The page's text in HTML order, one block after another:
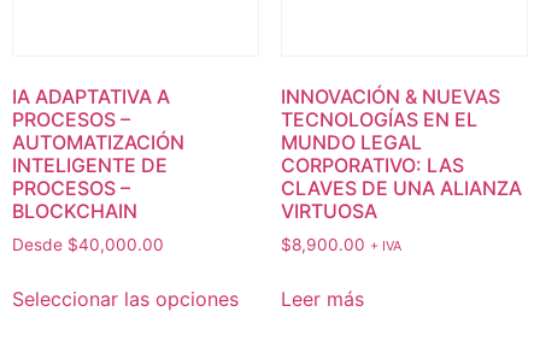
IA ADAPTATIVA A
PROCESOS –
AUTOMATIZACIÓN
INTELIGENTE DE
PROCESOS –
BLOCKCHAIN
Desde $40,000.00
Seleccionar las opciones
INNOVACIÓN & NUEVAS
TECNOLOGÍAS EN EL
MUNDO LEGAL
CORPORATIVO: LAS
CLAVES DE UNA ALIANZA
VIRTUOSA
$8,900.00 + IVA
Leer más